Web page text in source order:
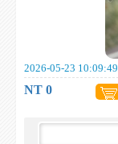
2026-05-23 10:09:49
NT 0